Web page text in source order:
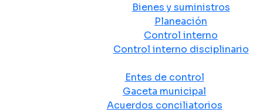
Bienes y suministros
Planeación
Control interno
Control interno disciplinario
Entes de control
Gaceta municipal
Acuerdos conciliatorios